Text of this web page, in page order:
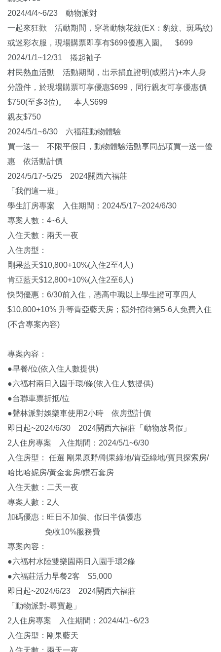
2024/4/4~6/23 動物派對
一起來狂歡 活動期間，穿著動物花紋(EX：豹紋、斑馬紋)
或迷彩衣服，現場購票即享有$699優惠入園。 $699
2024/1/1~12/31 捲起袖子
村民熱血活動 活動期間，出示捐血證明(或照片)+本人身
分證件，於現場購票可享優惠$699，同行親友可享優惠價
$750(至多3位)。 本人$699
親友$750
2024/5/1~6/30 六福莊動物體驗
買一送一 不限平假日，動物體驗活動享同品項買一送一優
惠 依活動計價
2024/5/17~5/25 2024關西六福莊
「我們這一班」
學生訂房專案 入住期間：2024/5/17~2024/6/30
專案人數：4~6人
入住天數：兩天一夜
入住房型：
剛果藍天$10,800+10%(入住2至4人)
肯亞藍天$12,800+10%(入住2至6人)
快閃優惠：6/30前入住，憑高中職以上學生證可享四人
$10,800+10% 升等肯亞藍天房；額外招待第5-6人免費入住
(不含專案內容)
專案內容：
●早餐/位(依入住人數提供)
●六福村兩日入園手環/條(依入住人數提供)
●台聯車票折抵/位
●聲林派對娛樂車使用2小時 依房型計價
即日起~2024/6/30 2024關西六福莊「動物放暑假」
2人住房專案 入住期間：2024/5/1~6/30
入住房型： 任選 剛果原野/剛果綠地/肯亞綠地/寶貝探索房/
哈比哈妮房/黃金套房/鑽石套房
入住天數：二天一夜
專案人數：2人
加碼優惠：旺日不加價、假日半價優惠
免收10%服務費
專案內容：
●六福村水陸雙樂園兩日入園手環2條
●六福莊活力早餐2客 $5,000
即日起~2024/6/23 2024關西六福莊
「動物派對-尋寶趣」
2人住房專案 入住期間：2024/4/1~6/23
入住房型：剛果藍天
入住天數：兩天一夜